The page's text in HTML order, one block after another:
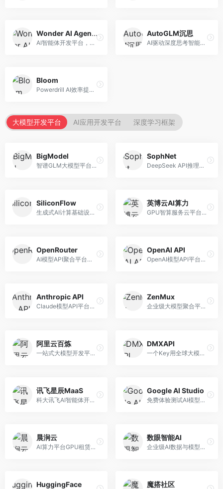
Wonder AI Agents
AI智能体开发平台，专注于低代码智能体创建。面向开发者，提供可视化开发、模板库、部署服务等功能，开发门槛低。
AutoGLM沉思
AI驱动深度思考智能体，专注于复杂推理任务。面向高级用户，提供深度分析、逻辑推理、决策支持等服务，推理能力强。
Bloom
Powerdrill AI效率提升平台，专注于企业智能化。面向企业用户，提供智能体创建、流程自动化、数据分析等服务，企业效率提升显著。
大模型开发平台 AI应用开发平台 深度学习框架
BigModel
智谱GLM大模型平台，提供API调用与模型服务。面向开发者和企业用户，提供GLM系列模型API、微调服务、应用开发工具等，开源生态完善。
SophNet
DeepSeek API推理平台，专注于DeepSeek模型服务。面向开发者，提供DeepSeek模型API、高性能推理、低成本服务，推理效率高。
SiliconFlow
生成式AI计算基础设施平台，专注于模型推理服务。面向开发者和企业，提供多模型API、高性能推理、成本优化等服务，推理性价比高。
英博云AI算力
GPU智算服务云平台，专注于AI算力租赁。面向AI研究者和企业，提供GPU租赁、模型训练、推理服务等，算力资源丰富。
OpenRouter
AI模型API聚合平台，整合多种主流大模型。面向开发者，提供统一API接口、模型对比、成本优化等服务，模型选择灵活。
OpenAI API
OpenAI模型API平台，提供GPT系列模型服务。面向开发者，提供模型API、微调服务、Assistants API等，是AI开发领域的基础设施。
Anthropic API
Claude模型API平台，专注于安全可靠的AI服务。面向开发者，提供Claude系列模型API、安全特性、企业级服务等，API质量高。
ZenMux
企业级大模型聚合平台，专注于企业AI服务。面向企业用户，提供多模型管理、安全合规、成本优化等服务，企业级功能完善。
阿里云百炼
一站式大模型开发平台，深度整合阿里云服务。面向企业开发者和AI团队，提供模型训练、微调、部署、应用开发等全流程服务，企业级功能完善。
DMXAPI
一个Key用全球大模型的聚合平台。面向开发者，提供多模型统一API、简化接入、成本控制等服务，接入便捷。
讯飞星辰MaaS
科大讯飞AI智能体开发平台，专注于企业级模型服务。面向企业用户，提供模型调用、智能体创建、行业解决方案等服务，中文能力突出。
Google AI Studio
免费体验测试AI模型的平台，深度整合Google生态。面向开发者和研究者，提供Gemini模型体验、API密钥管理、提示词测试等服务，免费使用。
晨涧云
AI算力平台GPU租赁服务，专注于弹性算力。面向开发者和研究者，提供GPU租赁、弹性调度、成本优化等服务，算力灵活。
数眼智能AI
企业级AI数据与模型服务平台，专注于数据驱动AI。面向企业用户，提供数据管理、模型训练、部署服务等，数据治理能力强。
HuggingFace 魔搭社区